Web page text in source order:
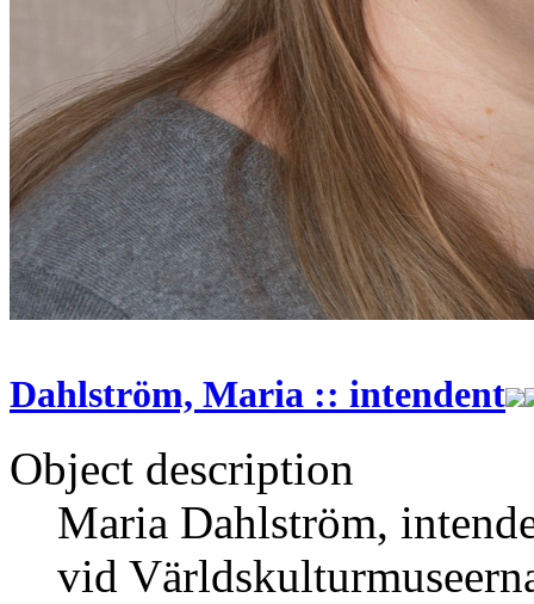
Dahlström, Maria :: intendent
Object description
Maria Dahlström,
vid